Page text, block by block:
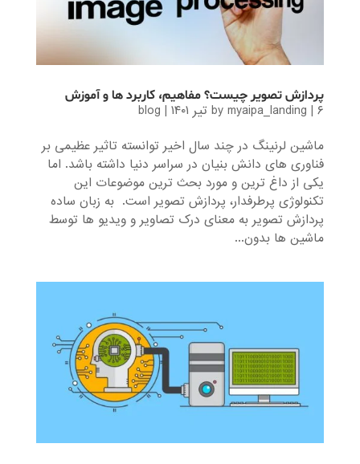
پردازش تصویر چیست؟ مفاهیم، کاربرد ها و آموزش
bymyaipa_landing |۶ تیر ۱۴۰۱ |
blog
ماشین لرنینگ در چند سال اخیر توانسته تاثیر عظیمی بر
فناوری های دانش بنیان در سراسر دنیا داشته باشد. اما
یکی از داغ ترین و مورد بحث ترین موضوعات این
تکنولوژی پرطرفدار، پردازش تصویر است. به زبان ساده
پردازش تصویر به معنای درک تصاویر و ویدیو ها توسط
ماشین ها بدون...